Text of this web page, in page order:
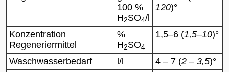
100 %
H2SO4/l
120)°
Konzentration
Regeneriermittel
%
H2SO4
1,5–6 (1,5–10)°
Waschwasserbedarf l/l 4 – 7 (2 – 3,5)°